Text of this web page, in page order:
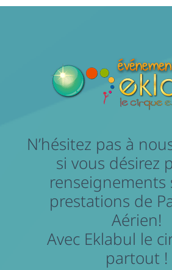
N’hésitez pas à
si vous désirez
renseignements
prestations de
Aérien!
Avec Eklabul le
partout !